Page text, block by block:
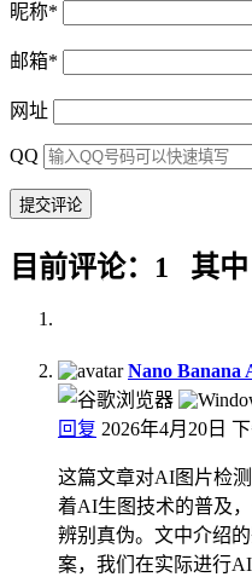
昵称*
邮箱*
网址
QQ
目前评论：1 其
Nano Banana
回复 2026年4月20日
这篇文章对AI图片检
着AI生图技术的普及
辨别真伪。文中介绍
案，我们在实际进行